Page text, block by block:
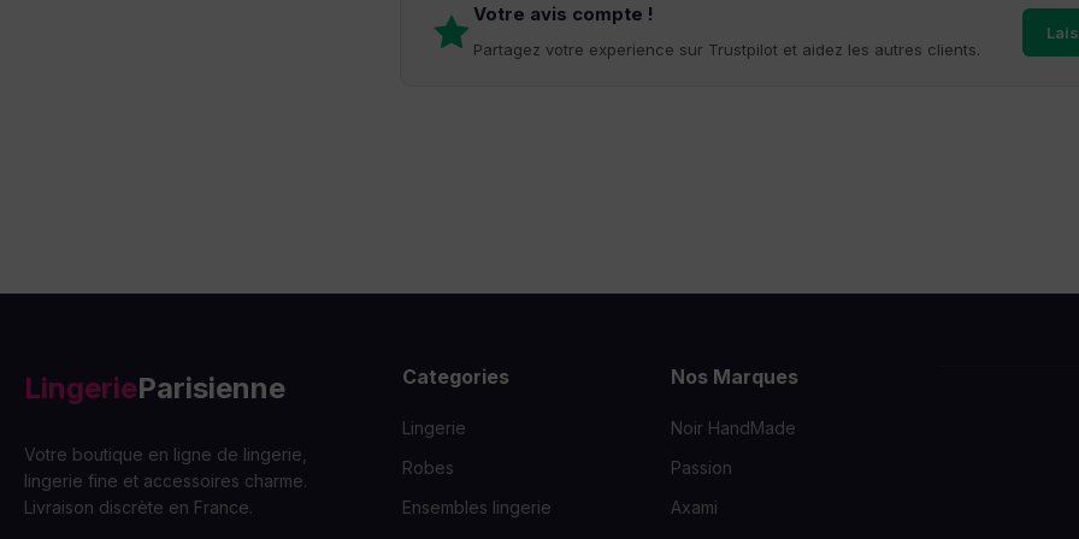
Votre avis compte !
Partagez votre experience sur Trustpilot et aidez les autres clients.
LingerieParisienne
Votre boutique en ligne de lingerie,
lingerie fine et accessoires charme.
Livraison discrète en France.
Categories
Lingerie
Robes
Ensembles lingerie
Nos Marques
Noir HandMade
Passion
Axami